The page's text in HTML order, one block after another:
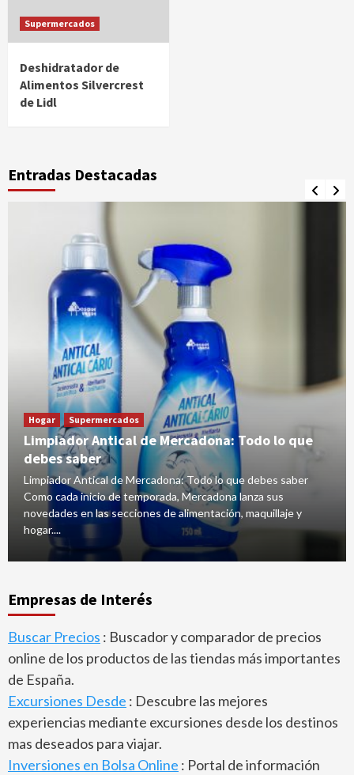
Supermercados
Deshidratador de
Alimentos Silvercrest
de Lidl
Entradas Destacadas
Hogar Supermercados
Limpiador Antical de Mercadona: Todo lo que
debes saber
Limpiador Antical de Mercadona: Todo lo que debes saber
Como cada inicio de temporada, Mercadona lanza sus
novedades en las secciones de alimentación, maquillaje y
hogar....
Empresas de Interés
Buscar Precios : Buscador y comparador de precios
online de los productos de las tiendas más importantes
de España.
Excursiones Desde : Descubre las mejores
experiencias mediante excursiones desde los destinos
mas deseados para viajar.
Inversiones en Bolsa Online : Portal de información